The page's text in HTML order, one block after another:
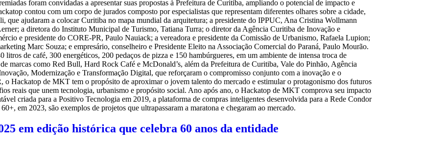
foram convidadas a apresentar suas propostas à Prefeitura de Curitiba, ampliando o potencial de impacto e
contou com um corpo de jurados composto por especialistas que representam diferentes olhares sobre a cidade,
que ajudaram a colocar Curitiba no mapa mundial da arquitetura; a presidente do IPPUC, Ana Cristina Wollmann
a diretora do Instituto Municipal de Turismo, Tatiana Turra; o diretor da Agência Curitiba de Inovação e
e presidente do CORE-PR, Paulo Nauiack; a vereadora e presidente da Comissão de Urbanismo, Rafaela Lupion;
Marc Souza; e empresário, conselheiro e Presidente Eleito na Associação Comercial do Paraná, Paulo Mourão.
de café, 300 energéticos, 200 pedaços de pizza e 150 hambúrgueres, em um ambiente de intensa troca de
marcas como Red Bull, Hard Rock Café e McDonald’s, além da Prefeitura de Curitiba, Vale do Pinhão, Agência
Modernização e Transformação Digital, que reforçaram o compromisso conjunto com a inovação e o
Hackatop de MKT tem o propósito de aproximar o jovem talento do mercado e estimular o protagonismo dos futuros
reais que unem tecnologia, urbanismo e propósito social. Ano após ano, o Hackatop de MKT comprova seu impacto
criada para a Positivo Tecnologia em 2019, a plataforma de compras inteligentes desenvolvida para a Rede Condor
em 2023, são exemplos de projetos que ultrapassaram a maratona e chegaram ao mercado.
em edição histórica que celebra 60 anos da entidade